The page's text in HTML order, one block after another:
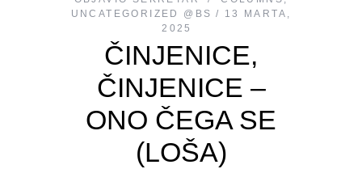
UNCATEGORIZED @BS
13 MARTA,
2025
ČINJENICE,
ČINJENICE –
ONO ČEGA SE
(LOŠA)